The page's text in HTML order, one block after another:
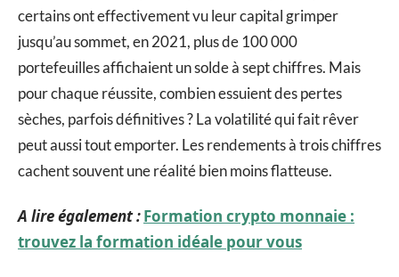
certains ont effectivement vu leur capital grimper
jusqu’au sommet, en 2021, plus de 100 000
portefeuilles affichaient un solde à sept chiffres. Mais
pour chaque réussite, combien essuient des pertes
sèches, parfois définitives ? La volatilité qui fait rêver
peut aussi tout emporter. Les rendements à trois chiffres
cachent souvent une réalité bien moins flatteuse.
A lire également :Formation crypto monnaie :
trouvez la formation idéale pour vous